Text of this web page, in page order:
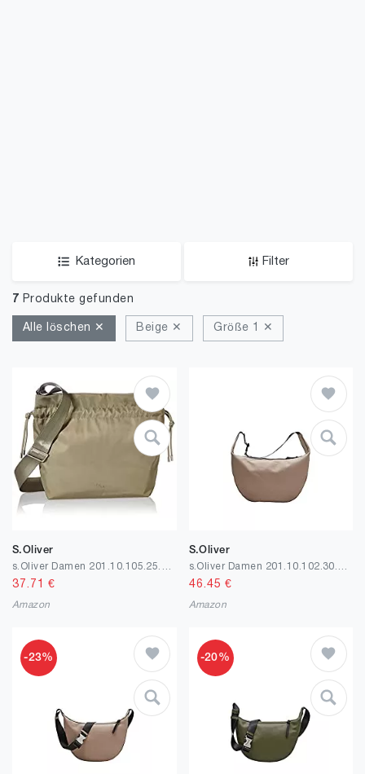
Kategorien Filter
7 Produkte gefunden
Alle löschen ✕ Beige ✕ Größe 1 ✕
S.Oliver
37.71 €
Amazon
S.Oliver
46.45 €
Amazon
-23% -20%